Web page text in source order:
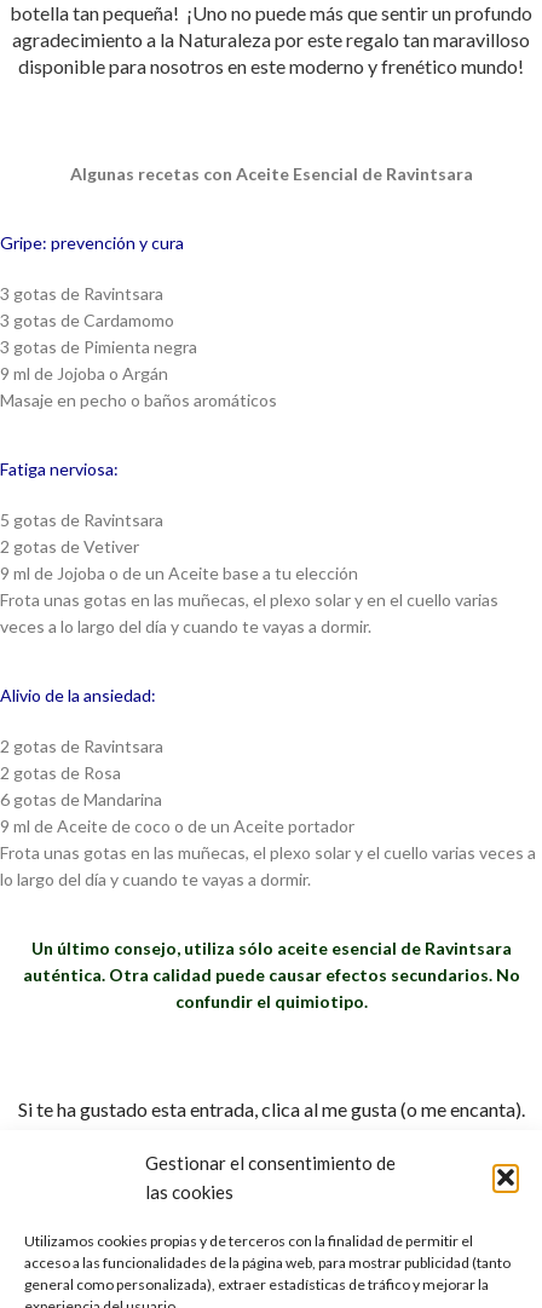
Gestionar el consentimiento de
las cookies
Utilizamos cookies propias y de terceros con la finalidad de permitir el
acceso a las funcionalidades de la página web, para mostrar publicidad (tanto
general como personalizada), extraer estadísticas de tráfico y mejorar la
botella tan pequeña! ¡Uno no puede más que sentir un profundo
agradecimiento a la Naturaleza por este regalo tan maravilloso
disponible para nosotros en este moderno y frenético mundo!
Algunas recetas con Aceite Esencial de Ravintsara
Gripe: prevención y cura
3 gotas de Ravintsara
3 gotas de Cardamomo
3 gotas de Pimienta negra
9 ml de Jojoba o Argán
Masaje en pecho o baños aromáticos
Fatiga nerviosa:
5 gotas de Ravintsara
2 gotas de Vetiver
9 ml de Jojoba o de un Aceite base a tu elección
Frota unas gotas en las muñecas, el plexo solar y en el cuello varias
veces a lo largo del día y cuando te vayas a dormir.
Alivio de la ansiedad:
2 gotas de Ravintsara
2 gotas de Rosa
6 gotas de Mandarina
9 ml de Aceite de coco o de un Aceite portador
Frota unas gotas en las muñecas, el plexo solar y el cuello varias veces a
lo largo del día y cuando te vayas a dormir.
Un último consejo, utiliza sólo aceite esencial de Ravintsara
auténtica. Otra calidad puede causar efectos secundarios. No
confundir el quimiotipo.
Si te ha gustado esta entrada, clica al me gusta (o me encanta).
Aromáticos saludos para todo el mundo!